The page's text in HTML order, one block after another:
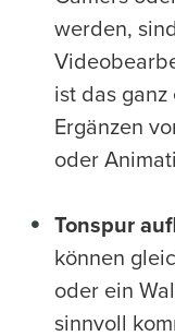
werden,
ist das
Ergänzen
oder
Tonspur
können
oder ein
sinnvoll